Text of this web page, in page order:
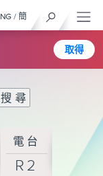
取得
/ 簡
電台
R2